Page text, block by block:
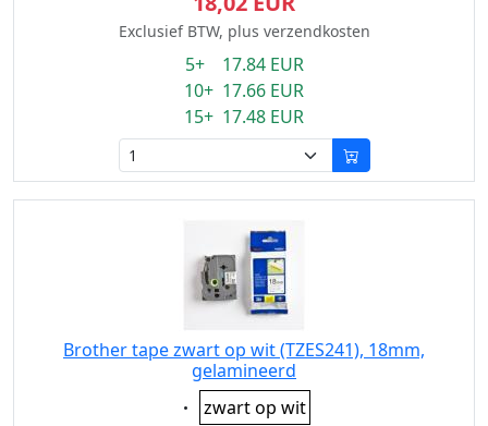
Exclusief BTW, plus verzendkosten
5+ 17.84 EUR
10+ 17.66 EUR
15+ 17.48 EUR
Brother tape zwart op wit (TZES241), 18mm,
gelamineerd
Eigenschaft:
zwart op wit